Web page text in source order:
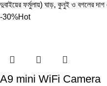
দুবাইয়ের ফর্মুলায়) ঘাড়, কুনুই ও বগলের
-30%Hot
A9 mini WiFi Camera